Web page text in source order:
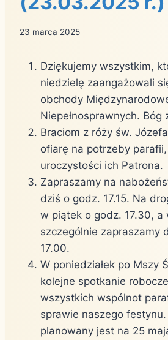
23 marca 2025
Dziękujemy wszystkim,
niedzielę zaangażowali
obchody
Niepełnosprawnych. Bóg
Braciom z róży św.
ofiarę na potrzeby parafii,
uroczystości ich Patrona.
Zapraszamy na
dziś o godz. 17.15. Na
w piątek o godz. 17.30, a
szczególnie zapraszamy
17.00.
W poniedziałek po Mszy
kolejne spotkanie
wszystkich wspólnot
sprawie naszego festynu.
planowany jest na 25